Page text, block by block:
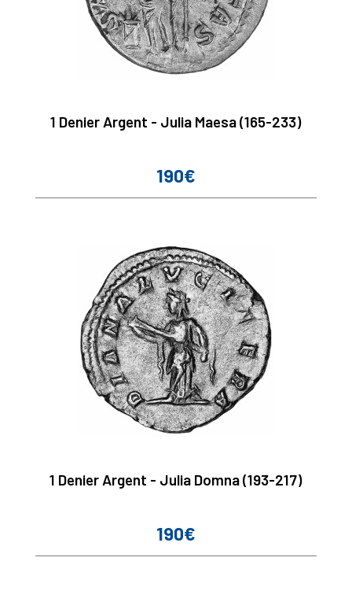
1 Denier Argent - Julia Maesa (165-233)
Prix
190€
1 Denier Argent - Julia Domna (193-217)
Prix
190€